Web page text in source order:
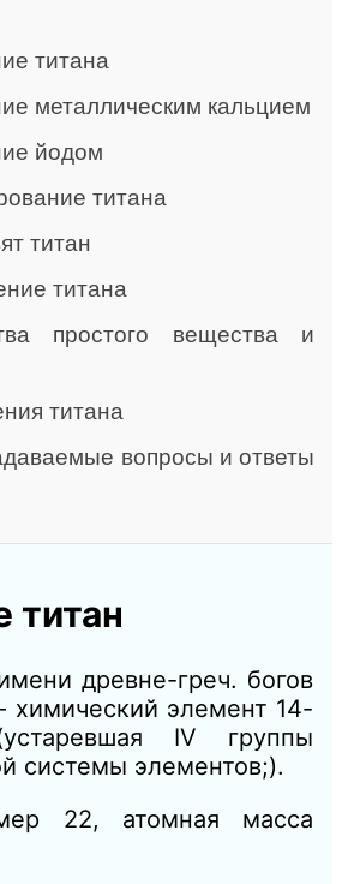
титана
металлическим кальцием
йодом
титана
титан
титана
простого вещества и
титана
вопросы и ответы
титан
древне-греч. богов
химический элемент 14-
IV группы
системы элементов;).
22, атомная масса